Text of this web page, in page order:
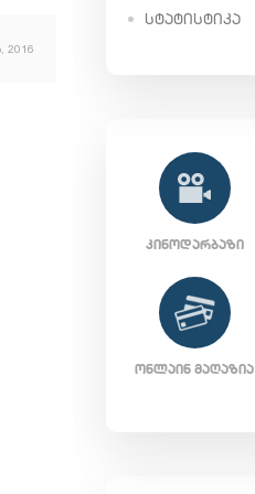
2016
ᲡᲢᲐᲢᲘᲡᲢᲘᲙᲐ
ᲙᲘᲜᲝᲓᲐᲠᲑᲐᲖᲘ
ᲝᲜᲚᲐᲘᲜ ᲛᲐᲦᲐᲖᲘᲐ